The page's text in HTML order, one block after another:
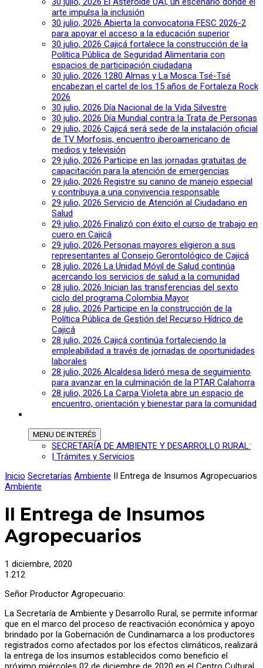
arte impulsa la inclusión
30 julio, 2026 Abierta la convocatoria FESC 2026-2
para apoyar el acceso a la educación superior
30 julio, 2026 Cajicá fortalece la construcción de la
Política Pública de Seguridad Alimentaria con
espacios de participación ciudadana
30 julio, 2026 1280 Almas y La Mosca Tsé-Tsé
encabezan el cartel de los 15 años de Fortaleza Rock
2026
30 julio, 2026 Día Nacional de la Vida Silvestre
30 julio, 2026 Día Mundial contra la Trata de Personas
29 julio, 2026 Cajicá será sede de la instalación oficial
de TV Morfosis, encuentro iberoamericano de
medios y televisión
29 julio, 2026 Participe en las jornadas gratuitas de
capacitación para la atención de emergencias
29 julio, 2026 Registre su canino de manejo especial
y contribuya a una convivencia responsable
29 julio, 2026 Servicio de Atención al Ciudadano en
Salud
29 julio, 2026 Finalizó con éxito el curso de trabajo en
cuero en Cajicá
29 julio, 2026 Personas mayores eligieron a sus
representantes al Consejo Gerontológico de Cajicá
28 julio, 2026 La Unidad Móvil de Salud continúa
acercando los servicios de salud a la comunidad
28 julio, 2026 Inician las transferencias del sexto
ciclo del programa Colombia Mayor
28 julio, 2026 Participe en la construcción de la
Política Pública de Gestión del Recurso Hídrico de
Cajicá
28 julio, 2026 Cajicá continúa fortaleciendo la
empleabilidad a través de jornadas de oportunidades
laborales
28 julio, 2026 Alcaldesa lideró mesa de seguimiento
para avanzar en la culminación de la PTAR Calahorra
28 julio, 2026 La Carpa Violeta abre un espacio de
encuentro, orientación y bienestar para la comunidad
MENU DE INTERÉS
SECRETARÍA DE AMBIENTE Y DESARROLLO RURAL:
| Trámites y Servicios
Inicio Secretarías Ambiente II Entrega de Insumos Agropecuarios
Ambiente
II Entrega de Insumos
Agropecuarios
1 diciembre, 2020
1.212
Señor Productor Agropecuario:
La Secretaría de Ambiente y Desarrollo Rural, se permite informar
que en el marco del proceso de reactivación económica y apoyo
brindado por la Gobernación de Cundinamarca a los productores
registrados como afectados por los efectos climáticos, realizará
la entrega de los insumos establecidos como beneficio el